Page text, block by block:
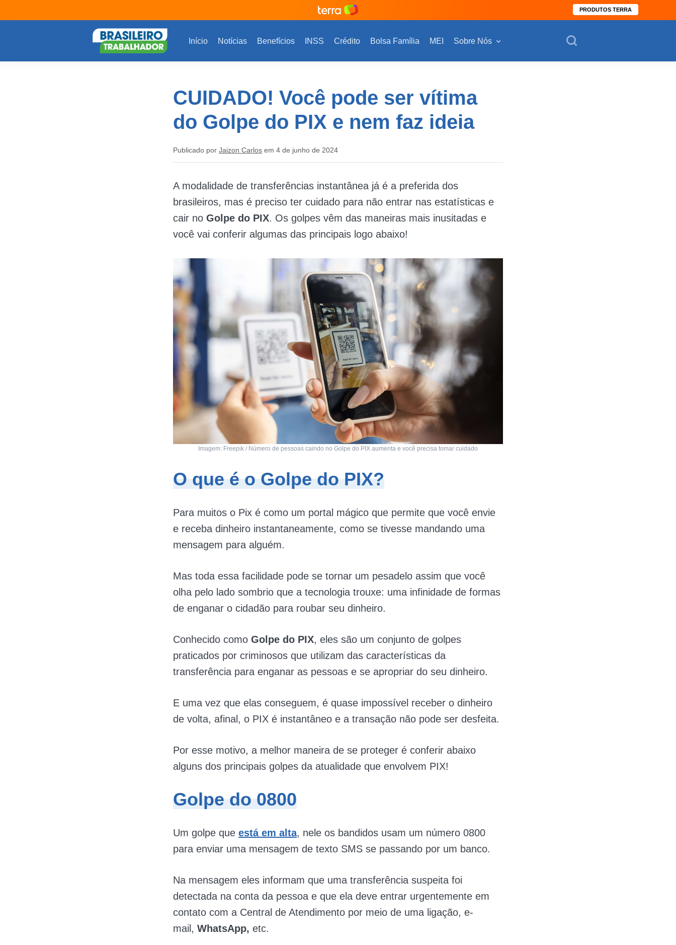
PRODUTOS TERRA
Início Notícias Benefícios INSS Crédito Bolsa Família MEI Sobre Nós
CUIDADO! Você pode ser vítima
do Golpe do PIX e nem faz ideia
Publicado por Jaizon Carlos em 4 de junho de 2024
A modalidade de transferências instantânea já é a preferida dos
brasileiros, mas é preciso ter cuidado para não entrar nas estatísticas e
cair no Golpe do PIX. Os golpes vêm das maneiras mais inusitadas e
você vai conferir algumas das principais logo abaixo!
Imagem: Freepik / Número de pessoas caindo no Golpe do PIX aumenta e você precisa tomar cuidado
O que é o Golpe do PIX?
Para muitos o Pix é como um portal mágico que permite que você envie
e receba dinheiro instantaneamente, como se tivesse mandando uma
mensagem para alguém.
Mas toda essa facilidade pode se tornar um pesadelo assim que você
olha pelo lado sombrio que a tecnologia trouxe: uma infinidade de formas
de enganar o cidadão para roubar seu dinheiro.
Conhecido como Golpe do PIX, eles são um conjunto de golpes
praticados por criminosos que utilizam das características da
transferência para enganar as pessoas e se apropriar do seu dinheiro.
E uma vez que elas conseguem, é quase impossível receber o dinheiro
de volta, afinal, o PIX é instantâneo e a transação não pode ser desfeita.
Por esse motivo, a melhor maneira de se proteger é conferir abaixo
alguns dos principais golpes da atualidade que envolvem PIX!
Golpe do 0800
Um golpe que está em alta, nele os bandidos usam um número 0800
para enviar uma mensagem de texto SMS se passando por um banco.
Na mensagem eles informam que uma transferência suspeita foi
detectada na conta da pessoa e que ela deve entrar urgentemente em
contato com a Central de Atendimento por meio de uma ligação, e-
mail, WhatsApp, etc.